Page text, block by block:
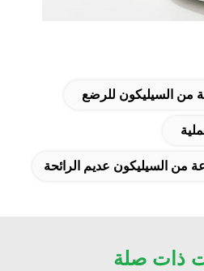
من السيليكون للرضع
السيليكون عديم الرائحة
ذات صلة